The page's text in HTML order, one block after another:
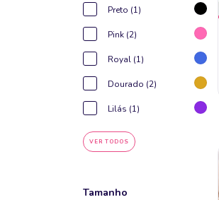
Preto (1)
Pink (2)
Royal (1)
Dourado (2)
Lilás (1)
VER TODOS
Tamanho